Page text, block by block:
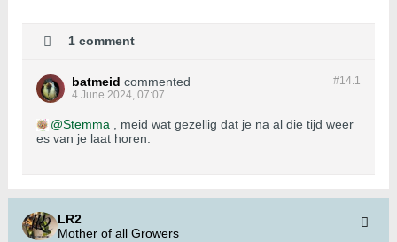
1 comment
#14.1
batmeid commented
4 June 2024, 07:07
Stemma , meid wat gezellig dat je na al die tijd weer
es van je laat horen.
LR2
Mother of all Growers